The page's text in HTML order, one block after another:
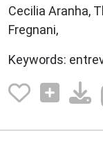
Cecilia Aranha,
Fregnani,
Keywords: